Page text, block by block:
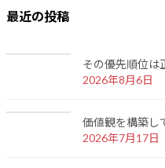
最近の投稿
その優先順位は
2026年8月6日
価値観を構築し
2026年7月17日